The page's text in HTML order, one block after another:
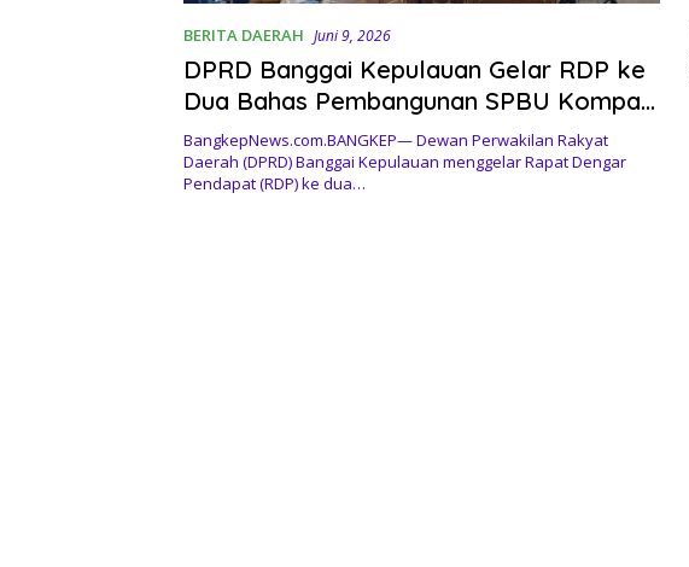
BERITA DAERAH Juni 9, 2026
DPRD Banggai Kepulauan Gelar RDP ke
Dua Bahas Pembangunan SPBU Kompak
Patukuki Di titik Rawan Bencana
BangkepNews.com.BANGKEP— Dewan Perwakilan Rakyat
Daerah (DPRD) Banggai Kepulauan menggelar Rapat Dengar
Pendapat (RDP) ke dua…